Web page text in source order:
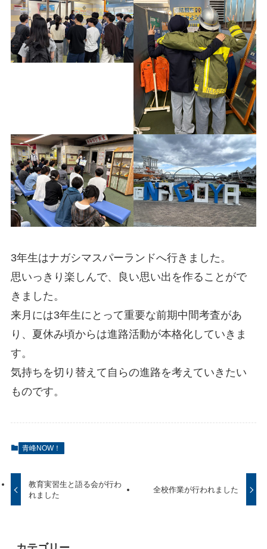
3年生はナガシマスパーランドへ行きました。
思いっきり楽しんで、良い思い出を作ることがで
きました。
来月には3年生にとって重要な前期中間考査があ
り、夏休み頃からは進路活動が本格化していきま
す。
気持ちを切り替えて自らの進路を考えていきたい
ものです。
青峰NOW！
教育実習生と語る会が行わ
れました
全校作業が行われました